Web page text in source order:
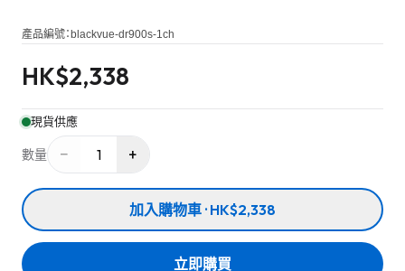
產品編號： blackvue-dr900s-1ch
HK$2,338
現貨供應
數量 − 1 +
加入購物車 · HK$2,338
立即購買